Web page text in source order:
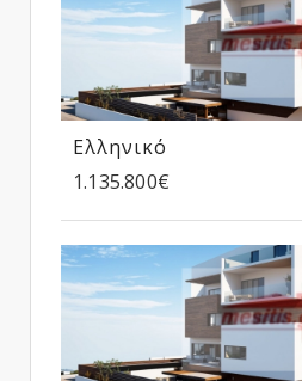
Ελληνικό
1.135.800€